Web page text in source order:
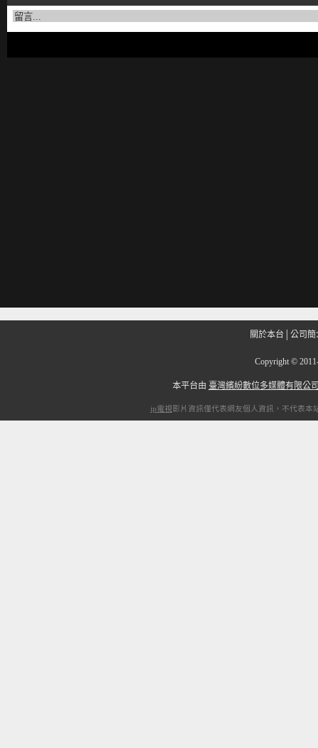
關於本台 公司簡
Copyright ©
本平台由 臺灣繽紛數位多媒體有限公
ip電視影片資訊僅代表網友個人資訊，不代表本